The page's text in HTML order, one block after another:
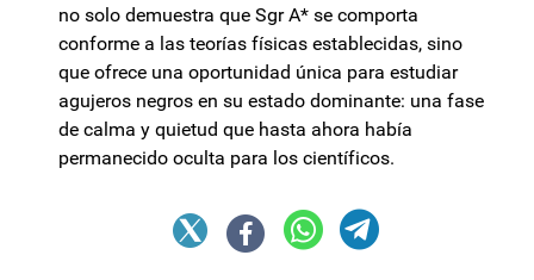
no solo demuestra que Sgr A* se comporta
conforme a las teorías físicas establecidas, sino
que ofrece una oportunidad única para estudiar
agujeros negros en su estado dominante: una fase
de calma y quietud que hasta ahora había
permanecido oculta para los científicos.